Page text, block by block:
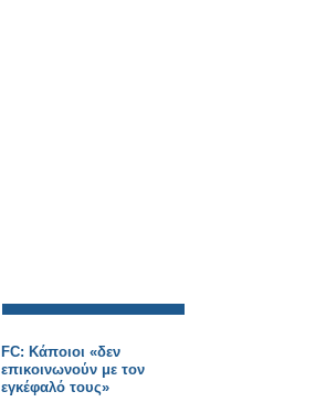
FC: Κάποιοι «δεν
επικοινωνούν με τον
εγκέφαλό τους»